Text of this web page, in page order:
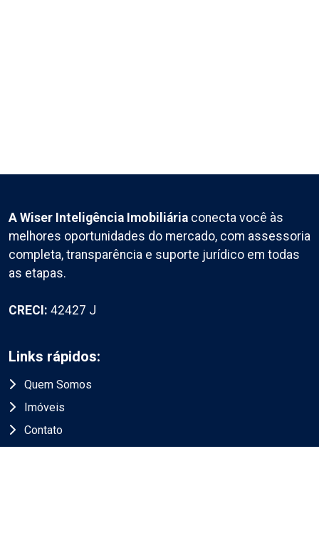
A Wiser Inteligência Imobiliária conecta você às
melhores oportunidades do mercado, com assessoria
completa, transparência e suporte jurídico em todas
as etapas.
CRECI: 42427 J
Links rápidos:
Quem Somos
Imóveis
Contato